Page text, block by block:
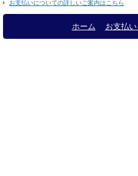
お支払いについての詳しいご案内はこちら
ホーム お支払